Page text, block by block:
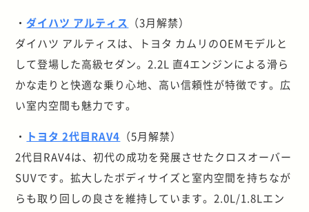
・ダイハツ アルティス
（3月解禁）
ダイハツ アルティスは、トヨタ カムリのOEMモデルと
して登場した高級セダン。2.2L 直4エンジンによる滑ら
かな走りと快適な乗り心地、高い信頼性が特徴です。広
い室内空間も魅力です。
・ トヨタ 2代目RAV4 （5月解禁）
2代目RAV4は、初代の成功を発展させたクロスオーバー
SUVです。拡大したボディサイズと室内空間を持ちなが
らも取り回しの良さを維持しています。2.0L/1.8Lエン